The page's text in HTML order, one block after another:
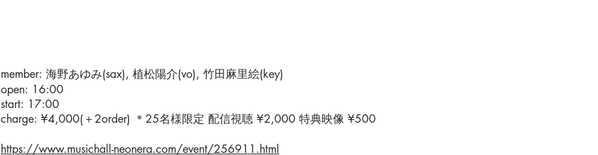
member: 海野あゆみ(sax), 植松陽介(vo), 竹田麻里絵(key)
open: 16:00
start: 17:00
charge: ¥4,000(＋2order) ＊25名様限定 配信視聴 ¥2,000 特典映像 ¥500
https://www.musichall-neonera.com/event/256911.html